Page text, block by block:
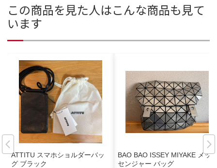
この商品を見た人はこんな商品も見て
います
ATTITU スマホショルダーバッ
グ ブラック
BAO BAO ISSEY MIYAKE メッ
センジャー バッグ